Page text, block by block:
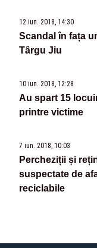
12 iun. 2018, 14:30
Scandal în fața
Târgu Jiu
10 iun. 2018, 12:28
Au spart 15
printre victime
7 iun. 2018, 10:03
Percheziții și
suspectate de
reciclabile